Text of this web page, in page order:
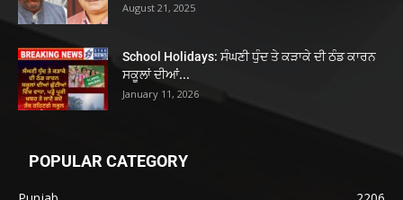
August 21, 2025
School Holidays: ਸੰਘਣੀ ਧੁੰਦ ਤੇ ਕੜਾਕੇ ਦੀ ਠੰਡ ਕਾਰਨ
ਸਕੂਲਾਂ ਦੀਆਂ...
January 11, 2026
POPULAR CATEGORY